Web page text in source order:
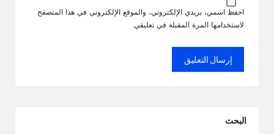
احفظ اسمي، بريدي الإلكتروني، والموقع الإلكتروني في هذا المتصفح
لاستخدامها المرة المقبلة في تعليقي.
البحث